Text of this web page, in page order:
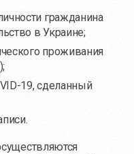
гражданина
в Украине;
проживания
19, сделанный